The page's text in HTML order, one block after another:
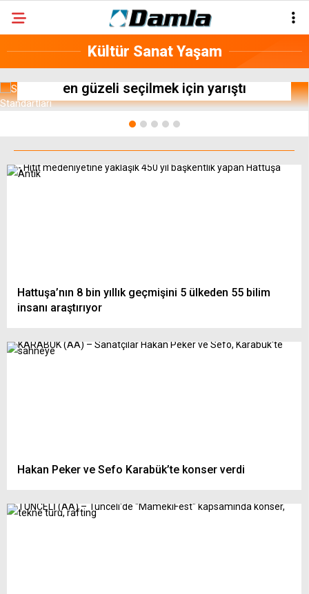
Kültür Sanat Yaşam
“Bozkırın Aslanı” Kangal köpekleri, ırkının
en güzeli seçilmek için yarıştı
Hattuşa’nın 8 bin yıllık geçmişini 5 ülkeden 55 bilim
insanı araştırıyor
Hakan Peker ve Sefo Karabük’te konser verdi